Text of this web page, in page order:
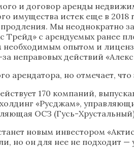
и договор аренды
имущества истек еще в 2018
Мы неоднократно
Трейд» с арендуемых ранее
опытом и
неправовых действий
арендатора, но отмечает,
170 компаний,
«Русджам»,
ОСЗ (Гусь-
новым инвестором
но он для нее не подходит